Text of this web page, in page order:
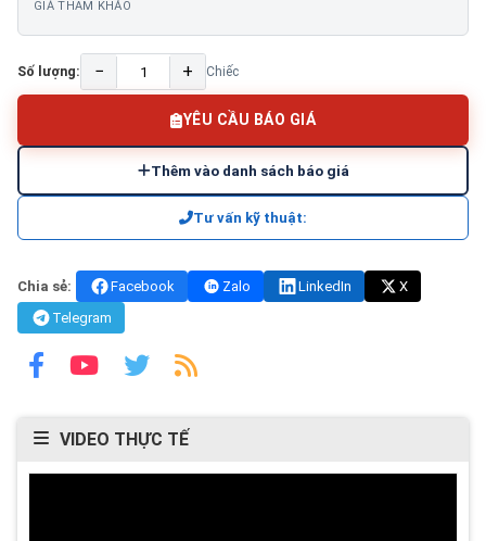
GIÁ THAM KHẢO
Số lượng: − + Chiếc
YÊU CẦU BÁO GIÁ
Thêm vào danh sách báo giá
Tư vấn kỹ thuật:
Chia sẻ: Facebook Zalo LinkedIn
X
Telegram
VIDEO THỰC TẾ